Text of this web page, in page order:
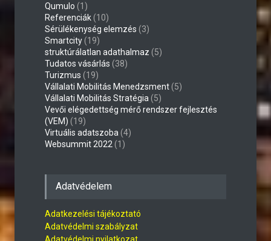
Qumulo (1)
Referenciák(10)
Sérülékenység elemzés (3)
Smartcity(19)
struktúrálatlan adathalmaz (5)
Tudatos vásárlás (38)
Turizmus (19)
Vállalati Mobilitás Menedzsment(5)
Vállalati Mobilitás Stratégia (5)
Vevői elégedettség mérő rendszer fejlesztés
(VEM) (19)
Virtuális adatszoba (4)
Websummit 2022 (1)
Adatvédelem
Adatkezelési tájékoztató
Adatvédelmi szabályzat